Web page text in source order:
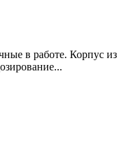
в работе. Корпус из